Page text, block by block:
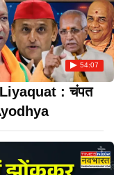
54:07
: चंपत